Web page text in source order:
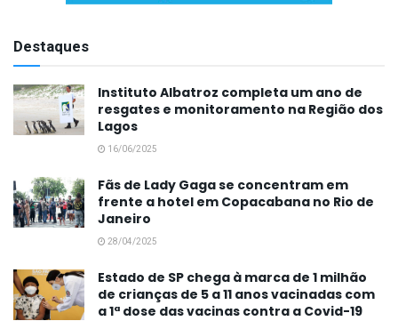
Destaques
Instituto Albatroz completa um ano de
resgates e monitoramento na Região dos
Lagos
16/06/2025
Fãs de Lady Gaga se concentram em
frente a hotel em Copacabana no Rio de
Janeiro
28/04/2025
Estado de SP chega à marca de 1 milhão
de crianças de 5 a 11 anos vacinadas com
a 1ª dose das vacinas contra a Covid-19